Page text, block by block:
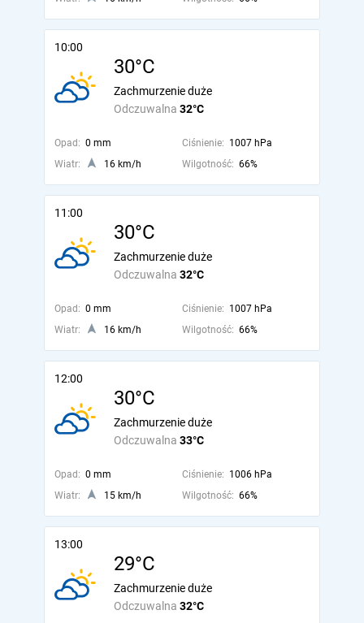
10:00
30°C
Odczuwalna 32°C
Zachmurzenie duże
Opad: 0 mm Ciśnienie: 1007 hPa
Wiatr:
16 km/h Wilgotność: 66%
11:00
30°C
Odczuwalna 32°C
Zachmurzenie duże
Opad: 0 mm Ciśnienie: 1007 hPa
Wiatr:
16 km/h Wilgotność: 66%
12:00
30°C
Odczuwalna 33°C
Zachmurzenie duże
Opad: 0 mm Ciśnienie: 1006 hPa
Wiatr:
15 km/h Wilgotność: 66%
13:00
29°C
Odczuwalna 32°C
Zachmurzenie duże